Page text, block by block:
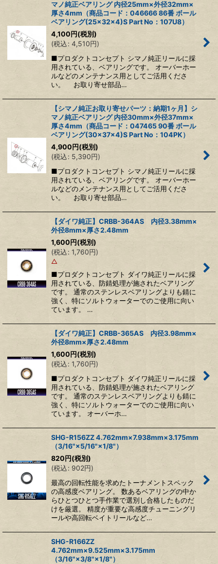
マノ純正ベアリング 内径25mm×外径32mm×
厚さ4mm（商品コード：046666 86番 ボール
ベアリング(25×32×4)S Part No：107U8）
4,100円(税別)
(税込: 4,510円)
■プロダクトコンセプト シマノ純正リールに採
用されている、ベアリングです。 オーバーホー
ルなどのメンテナンス用としてご活用くださ
い。 お取り寄せ部品…
【シマノ純正お取り寄せパーツ：納期1ヶ月】シ
マノ純正ベアリング 内径30mm×外径37mm×
厚さ4mm（商品コード：047465 90番 ボール
ベアリング(30×37×4)S Part No：104PK）
4,900円(税別)
(税込: 5,390円)
■プロダクトコンセプト シマノ純正リールに採
用されている、ベアリングです。 オーバーホー
ルなどのメンテナンス用としてご活用くださ
い。 お取り寄せ部品…
【ダイワ純正】CRBB-364AS 内径3.38mm×
外径8mm×厚さ2.48mm
1,600円(税別)
(税込: 1,760円)
△
■プロダクトコンセプト ダイワ純正リールに採
用されている、防錆処理が施されたベアリング
です。 通常のステンレスベアリングよりも錆に
強く、特にソルトウォーターでのご使用に向い
ています。 …
【ダイワ純正】CRBB-365AS 内径3.98mm×
外径8mm×厚さ2.48mm
1,600円(税別)
(税込: 1,760円)
■プロダクトコンセプト ダイワ純正リールに採
用されている、防錆処理が施されたベアリング
です。 通常のステンレスベアリングよりも錆に
強く、特にソルトウォーターでのご使用に向い
ています。 オーバーホ…
SHG-R156ZZ 4.762mm×7.938mm×3.175mm
（3/16"×5/16"×1/8"）
820円(税別)
(税込: 902円)
最高の回転性能を求めたトーナメントスペック
の高感度ベアリング。 数あるベアリングの中か
らひとつひとつ手作業で選別し合格したものだ
けを厳選。 精度が重要な高感度チューニングリ
ールや高回転ベイトリールなど…
SHG-R166ZZ
4.762mm×9.525mm×3.175mm
（3/16"×3/8"×1/8"）